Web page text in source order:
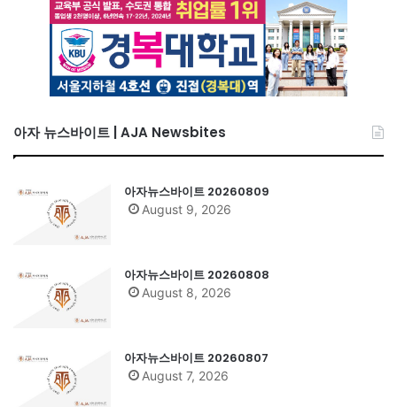
아자 뉴스바이트 | AJA Newsbites
아자뉴스바이트 20260809
August 9, 2026
아자뉴스바이트 20260808
August 8, 2026
아자뉴스바이트 20260807
August 7, 2026